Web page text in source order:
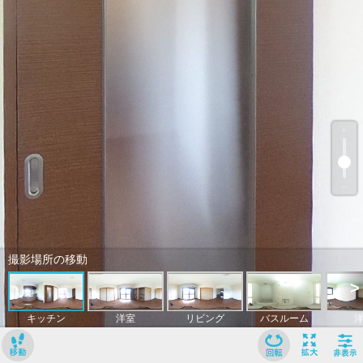
撮影場所の移動
キッチン 洋室 リビング バスルーム
>